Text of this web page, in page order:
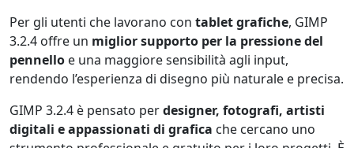
Per gli utenti che lavorano con tablet grafiche, GIMP
3.2.4 offre un miglior supporto per la pressione del
pennello e una maggiore sensibilità agli input,
rendendo l’esperienza di disegno più naturale e precisa.
GIMP 3.2.4 è pensato perdesigner, fotografi, artisti
digitali e appassionati di grafica che cercano uno